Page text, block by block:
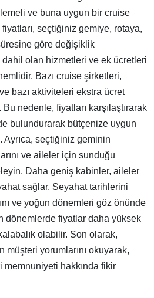
ve buna uygun bir cruise
seçtiğiniz gemiye, rotaya,
göre değişiklik
olan hizmetleri ve ek ücretleri
Bazı cruise şirketleri,
bazı aktiviteleri ekstra ücret
Bu nedenle, fiyatları karşılaştırarak
bulundurarak bütçenize uygun
seçtiğiniz geminin
ve aileler için sunduğu
Daha geniş kabinler, aileler
sağlar. Seyahat tarihlerini
ve yoğun dönemleri göz önünde
dönemlerde fiyatlar daha yüksek
olabilir. Son olarak,
yorumlarını okuyarak,
memnuniyeti hakkında fikir